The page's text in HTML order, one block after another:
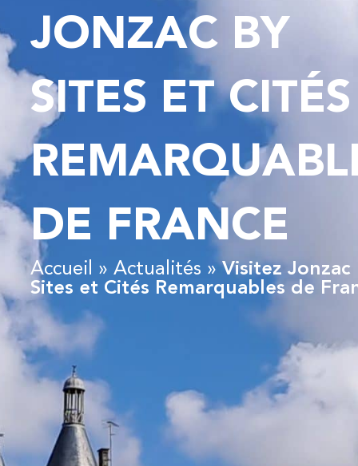
JONZAC BY
SITES ET CITÉS
DE FRANCE
Accueil » Actualités »Visitez Jonzac
Sites et Cités Remarquables de